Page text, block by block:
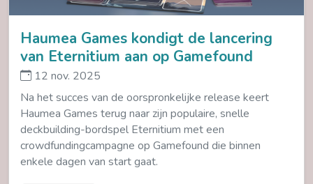
Haumea Games kondigt de lancering
van Eternitium aan op Gamefound
12 nov. 2025
Na het succes van de oorspronkelijke release keert
Haumea Games terug naar zijn populaire, snelle
deckbuilding-bordspel Eternitium met een
crowdfundingcampagne op Gamefound die binnen
enkele dagen van start gaat.